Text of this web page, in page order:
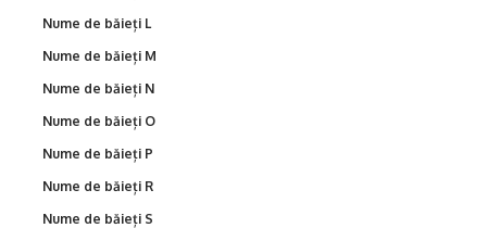
Nume de băieți L
Nume de băieți M
Nume de băieți N
Nume de băieți O
Nume de băieți P
Nume de băieți R
Nume de băieți S